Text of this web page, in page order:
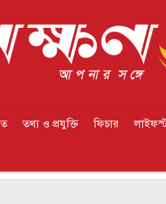
তথ্য ও প্রযুক্তি ফিচার